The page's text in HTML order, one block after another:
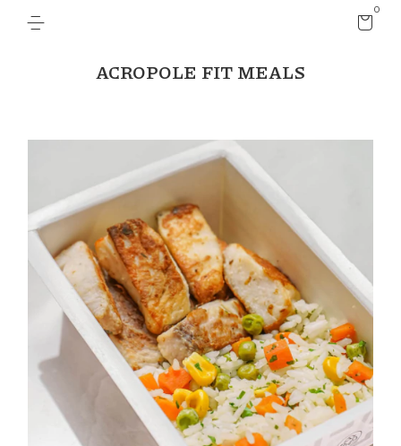
ACROPOLE FIT MEALS
0